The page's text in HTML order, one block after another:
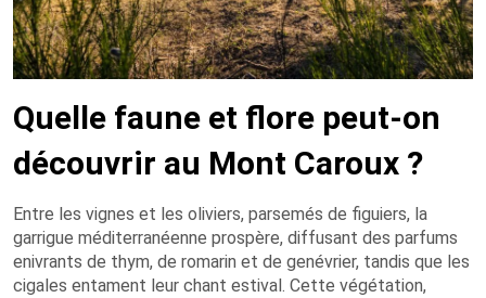
Quelle faune et flore peut-on
découvrir au Mont Caroux ?
Entre les vignes et les oliviers, parsemés de figuiers, la
garrigue méditerranéenne prospère, diffusant des parfums
enivrants de thym, de romarin et de genévrier, tandis que les
cigales entament leur chant estival. Cette végétation,